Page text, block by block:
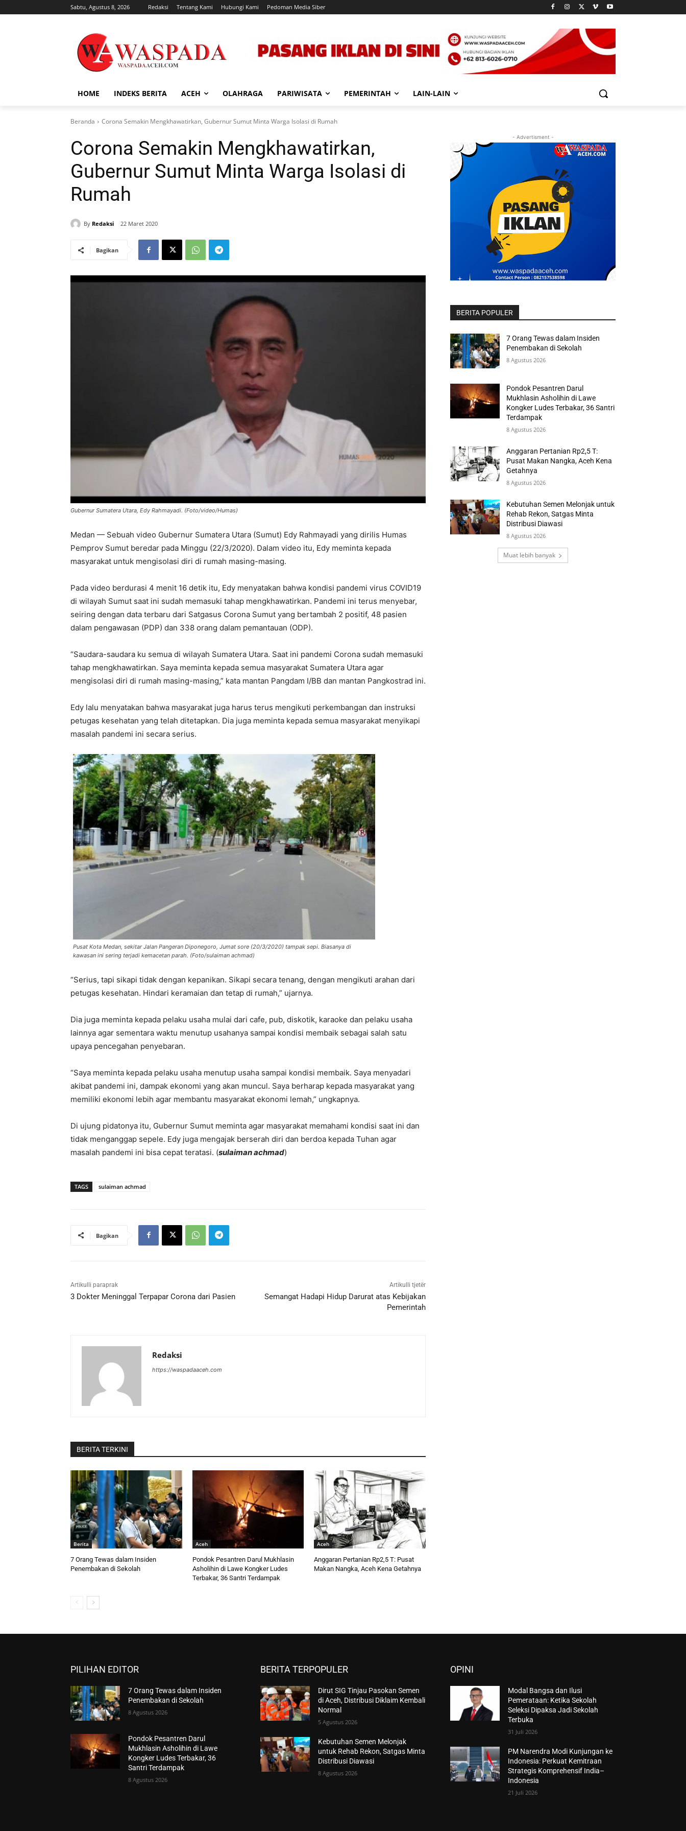
Sabtu, Agustus 8, 2026 Redaksi Tentang Kami Hubungi Kami Pedoman Media Siber
HOME INDEKS BERITA ACEH OLAHRAGA PARIWISATA PEMERINTAH LAIN-LAIN
Beranda Corona Semakin Mengkhawatirkan, Gubernur Sumut Minta Warga Isolasi di Rumah
Corona Semakin Mengkhawatirkan,
Gubernur Sumut Minta Warga Isolasi di
Rumah
By Redaksi 22 Maret 2020
Bagikan
Gubernur Sumatera Utara, Edy Rahmayadi. (Foto/video/Humas)
Medan — Sebuah video Gubernur Sumatera Utara (Sumut) Edy Rahmayadi yang dirilis Humas
Pemprov Sumut beredar pada Minggu (22/3/2020). Dalam video itu, Edy meminta kepada
masyarakat untuk mengisolasi diri di rumah masing-masing.
Pada video berdurasi 4 menit 16 detik itu, Edy menyatakan bahwa kondisi pandemi virus COVID19
di wilayah Sumut saat ini sudah memasuki tahap mengkhawatirkan. Pandemi ini terus menyebar,
seiring dengan data terbaru dari Satgasus Corona Sumut yang bertambah 2 positif, 48 pasien
dalam pengawasan (PDP) dan 338 orang dalam pemantauan (ODP).
“Saudara-saudara ku semua di wilayah Sumatera Utara. Saat ini pandemi Corona sudah memasuki
tahap mengkhawatirkan. Saya meminta kepada semua masyarakat Sumatera Utara agar
mengisolasi diri di rumah masing-masing,” kata mantan Pangdam I/BB dan mantan Pangkostrad ini.
Edy lalu menyatakan bahwa masyarakat juga harus terus mengikuti perkembangan dan instruksi
petugas kesehatan yang telah ditetapkan. Dia juga meminta kepada semua masyarakat menyikapi
masalah pandemi ini secara serius.
Pusat Kota Medan, sekitar Jalan Pangeran Diponegoro, Jumat sore (20/3/2020) tampak sepi. Biasanya di
kawasan ini sering terjadi kemacetan parah. (Foto/sulaiman achmad)
“Serius, tapi sikapi tidak dengan kepanikan. Sikapi secara tenang, dengan mengikuti arahan dari
petugas kesehatan. Hindari keramaian dan tetap di rumah,” ujarnya.
Dia juga meminta kepada pelaku usaha mulai dari cafe, pub, diskotik, karaoke dan pelaku usaha
lainnya agar sementara waktu menutup usahanya sampai kondisi membaik sebagai salah satu
upaya pencegahan penyebaran.
“Saya meminta kepada pelaku usaha menutup usaha sampai kondisi membaik. Saya menyadari
akibat pandemi ini, dampak ekonomi yang akan muncul. Saya berharap kepada masyarakat yang
memiliki ekonomi lebih agar membantu masyarakat ekonomi lemah,” ungkapnya.
Di ujung pidatonya itu, Gubernur Sumut meminta agar masyarakat memahami kondisi saat ini dan
tidak menganggap sepele. Edy juga mengajak berserah diri dan berdoa kepada Tuhan agar
masalah pandemi ini bisa cepat teratasi. (sulaiman achmad)
TAGS sulaiman achmad
Bagikan
Artikulli paraprak
3 Dokter Meninggal Terpapar Corona dari Pasien
Artikulli tjetër
Semangat Hadapi Hidup Darurat atas Kebijakan
Pemerintah
Redaksi
https://waspadaaceh.com
BERITA TERKINI
Berita
7 Orang Tewas dalam Insiden
Penembakan di Sekolah
Aceh
Pondok Pesantren Darul Mukhlasin
Asholihin di Lawe Kongker Ludes
Terbakar, 36 Santri Terdampak
Aceh
Anggaran Pertanian Rp2,5 T: Pusat
Makan Nangka, Aceh Kena Getahnya
- Advertisment -
BERITA POPULER
7 Orang Tewas dalam Insiden
Penembakan di Sekolah
8 Agustus 2026
Pondok Pesantren Darul
Mukhlasin Asholihin di Lawe
Kongker Ludes Terbakar, 36 Santri
Terdampak
8 Agustus 2026
Anggaran Pertanian Rp2,5 T:
Pusat Makan Nangka, Aceh Kena
Getahnya
8 Agustus 2026
Kebutuhan Semen Melonjak untuk
Rehab Rekon, Satgas Minta
Distribusi Diawasi
8 Agustus 2026
Muat lebih banyak
PILIHAN EDITOR
7 Orang Tewas dalam Insiden
Penembakan di Sekolah
8 Agustus 2026
Pondok Pesantren Darul
Mukhlasin Asholihin di Lawe
Kongker Ludes Terbakar, 36
Santri Terdampak
8 Agustus 2026
BERITA TERPOPULER
Dirut SIG Tinjau Pasokan Semen
di Aceh, Distribusi Diklaim Kembali
Normal
5 Agustus 2026
Kebutuhan Semen Melonjak
untuk Rehab Rekon, Satgas Minta
Distribusi Diawasi
8 Agustus 2026
OPINI
Modal Bangsa dan Ilusi
Pemerataan: Ketika Sekolah
Seleksi Dipaksa Jadi Sekolah
Terbuka
31 Juli 2026
PM Narendra Modi Kunjungan ke
Indonesia: Perkuat Kemitraan
Strategis Komprehensif India–
Indonesia
21 Juli 2026